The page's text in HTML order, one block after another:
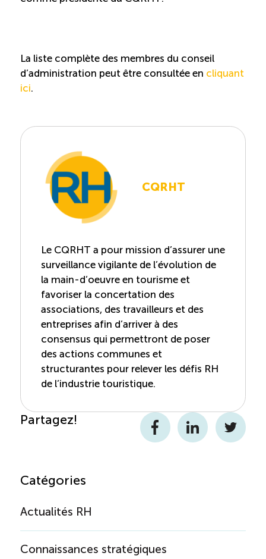
La liste complète des membres du conseil
d’administration peut être consultée en cliquant
ici.
CQRHT
Le CQRHT a pour mission d’assurer une
surveillance vigilante de l’évolution de
la main-d’oeuvre en tourisme et
favoriser la concertation des
associations, des travailleurs et des
entreprises afin d’arriver à des
consensus qui permettront de poser
des actions communes et
structurantes pour relever les défis RH
de l’industrie touristique.
Partagez!
FacebookLinkedInTwitter
Catégories
Actualités RH
Connaissances stratégiques